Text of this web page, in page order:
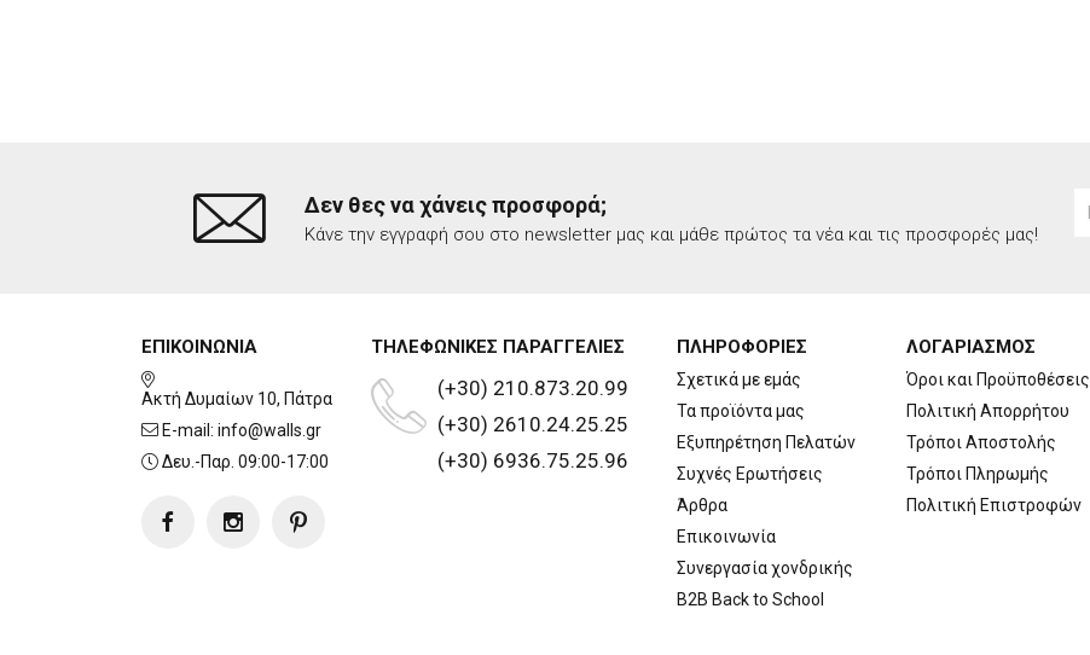
Δεν θες να χάνεις προσφορά;
Κάνε την εγγραφή σου στο newsletter μας και μάθε πρώτος τα νέα και τις προσφορές μας!
ΕΠΙΚΟΙΝΩΝΙΑ
Ακτή Δυμαίων 10, Πάτρα
E-mail: info@walls.gr
Δευ.-Παρ. 09:00-17:00
ΤΗΛΕΦΩΝΙΚΕΣ ΠΑΡΑΓΓΕΛΙΕΣ
(+30) 210.873.20.99
(+30) 2610.24.25.25
(+30) 6936.75.25.96
ΠΛΗΡΟΦΟΡΙΕΣ
Σχετικά με εμάς
Τα προϊόντα μας
Εξυπηρέτηση Πελατών
Συχνές Ερωτήσεις
Άρθρα
Επικοινωνία
Συνεργασία χονδρικής
B2B Back to School
ΛΟΓΑΡΙΑΣΜΟΣ
Όροι και Προϋποθέσεις
Πολιτική Απορρήτου
Τρόποι Αποστολής
Τρόποι Πληρωμής
Πολιτική Επιστροφών